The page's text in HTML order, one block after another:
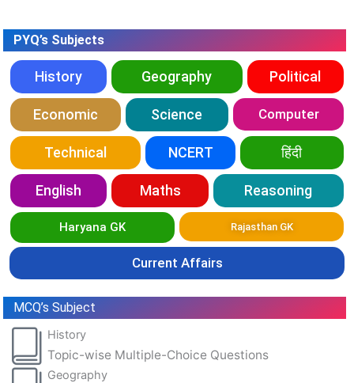
PYQ’s Subjects
History Geography Political
Economic Science Computer
Technical NCERT हिंदी
English Maths Reasoning
Haryana GK Rajasthan GK
Current Affairs
MCQ’s Subject
History
Topic-wise Multiple-Choice Questions
Geography